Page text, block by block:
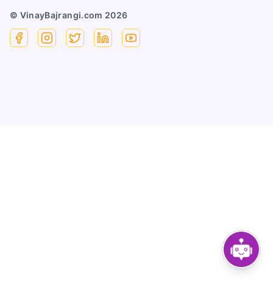
© VinayBajrangi.com 2026
FacebookInstagram
X LinkedinYouTube